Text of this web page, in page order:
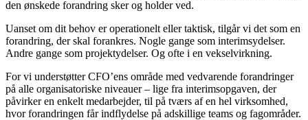
den ønskede forandring sker og holder ved.
Uanset om dit behov er operationelt eller taktisk, tilgår vi det som en
forandring, der skal forankres. Nogle gange som interimsydelser.
Andre gange som projektydelser. Og ofte i en vekselvirkning.
For vi understøtter CFO’ens område med vedvarende forandringer
på alle organisatoriske niveauer – lige fra interimsopgaven, der
påvirker en enkelt medarbejder, til på tværs af en hel virksomhed,
hvor forandringen får indflydelse på adskillige teams og fagområder.